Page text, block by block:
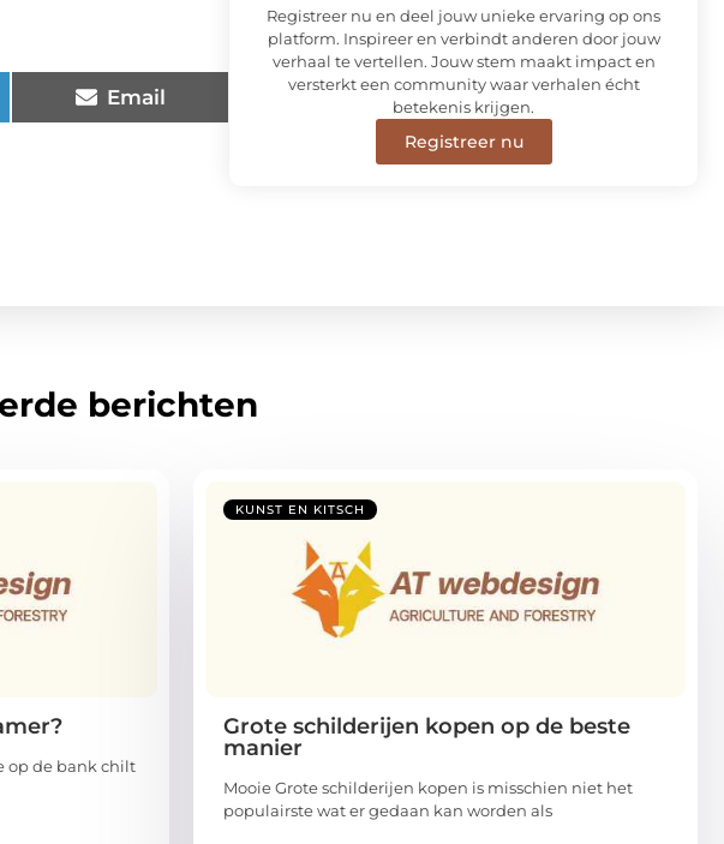
Email
Registreer nu en deel jouw unieke ervaring op ons
platform. Inspireer en verbindt anderen door jouw
verhaal te vertellen. Jouw stem maakt impact en
versterkt een community waar verhalen écht
betekenis krijgen.
Registreer nu
berichten
op de bank chilt
KUNST EN KITSCH
Grote schilderijen kopen op de beste
manier
Mooie Grote schilderijen kopen is misschien niet het
populairste wat er gedaan kan worden als